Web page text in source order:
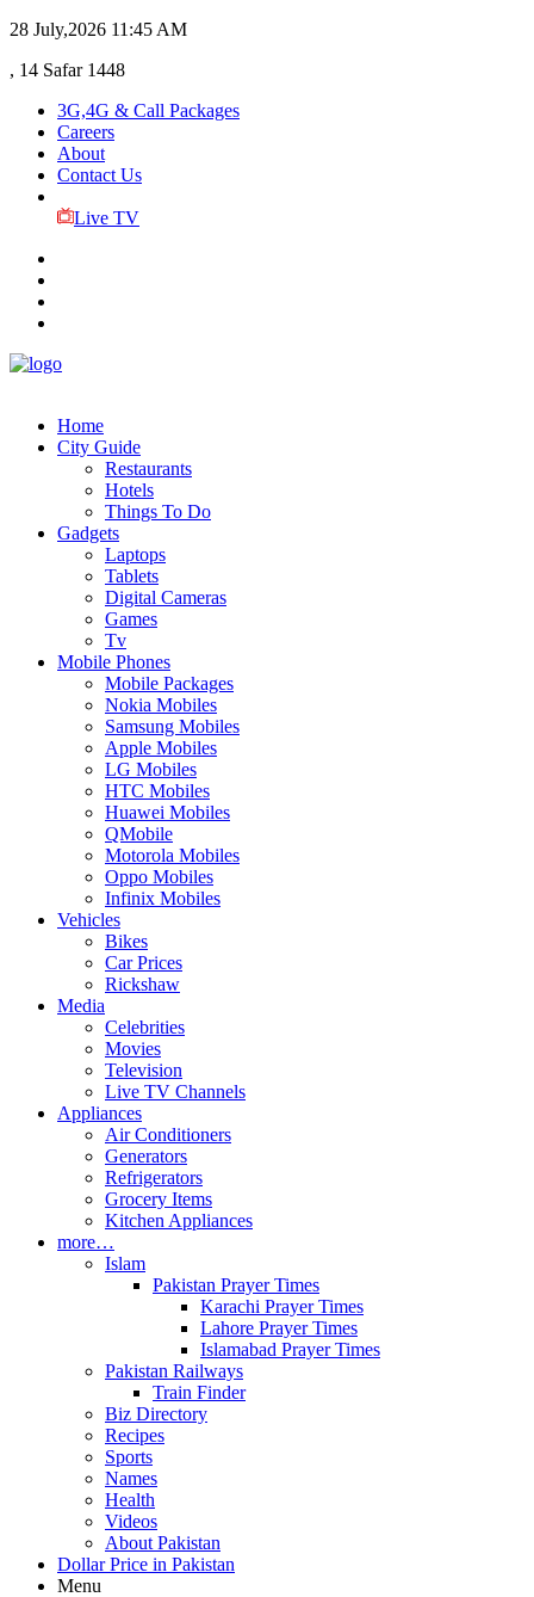
28 July,2026 11:45 AM
, 14 Safar 1448
3G,4G & Call Packages
Careers
About
Contact Us
Live TV
Home
City Guide
Restaurants
Hotels
Things To Do
Gadgets
Laptops
Tablets
Digital Cameras
Games
Tv
Mobile Phones
Mobile Packages
Nokia Mobiles
Samsung Mobiles
Apple Mobiles
LG Mobiles
HTC Mobiles
Huawei Mobiles
QMobile
Motorola Mobiles
Oppo Mobiles
Infinix Mobiles
Vehicles
Bikes
Car Prices
Rickshaw
Media
Celebrities
Movies
Television
Live TV Channels
Appliances
Air Conditioners
Generators
Refrigerators
Grocery Items
Kitchen Appliances
more…
Islam
Pakistan Prayer Times
Karachi Prayer Times
Lahore Prayer Times
Islamabad Prayer Times
Pakistan Railways
Train Finder
Biz Directory
Recipes
Sports
Names
Health
Videos
About Pakistan
Dollar Price in Pakistan
Menu